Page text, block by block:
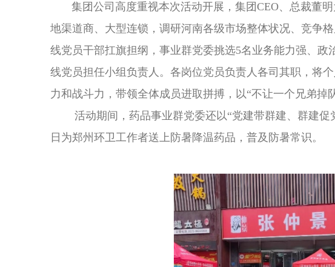
集团公司高度重视本次活动开展，集团CEO、总裁董明
地渠道商、大型连锁，调研河南各级市场整体状况、竞争
线党员干部扛旗担纲，事业群党委挑选5名业务能力强、
线党员担任小组负责人。各岗位党员负责人各司其职，将
力和战斗力，带领全体成员进取拼搏，以“不让一个兄弟掉
活动期间，药品事业群党委还以“党建带群建、群建
日为郑州环卫工作者送上防暑降温药品，普及防暑常识。